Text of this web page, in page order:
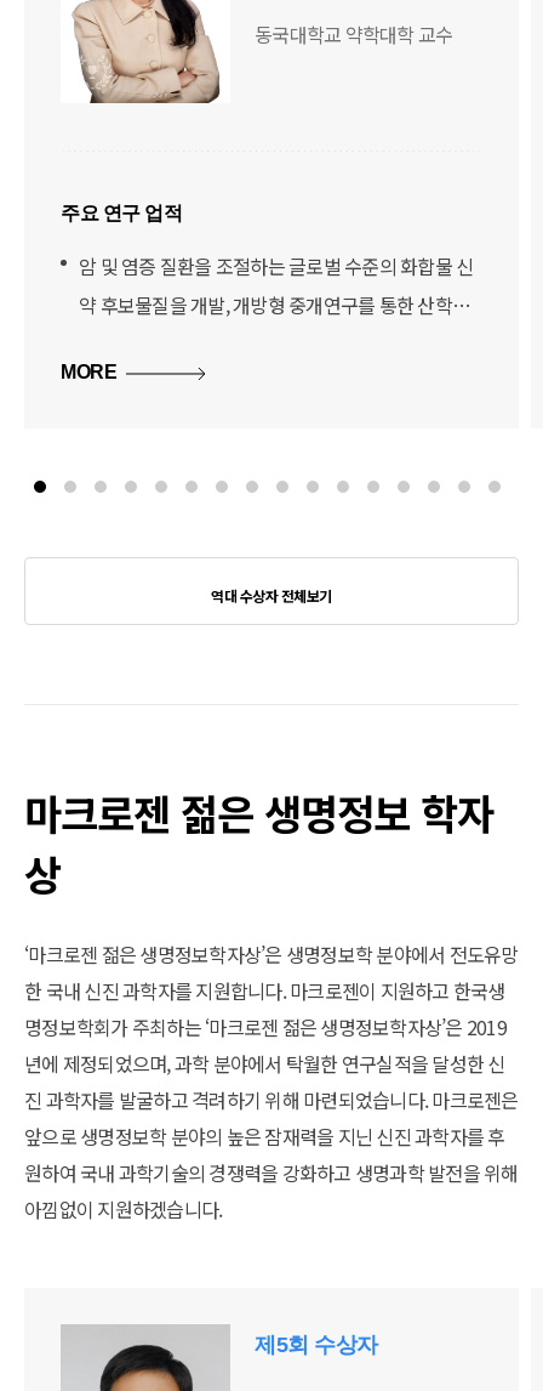
동국대학교 약학대학 교수
주요 연구 업적
암 및 염증 질환을 조절하는 글로벌 수준의 화합물 신
약 후보물질을 개발, 개방형 중개연구를 통한 산학연
MORE
역대 수상자 전체보기
마크로젠 젊은 생명정보 학자
상
‘마크로젠 젊은 생명정보학자상’은 생명정보학 분야에서 전도유망
한 국내 신진 과학자를 지원합니다. 마크로젠이 지원하고 한국생
명정보학회가 주최하는 ‘마크로젠 젊은 생명정보학자상’은 2019
년에 제정되었으며, 과학 분야에서 탁월한 연구실적을 달성한 신
진 과학자를 발굴하고 격려하기 위해 마련되었습니다. 마크로젠은
앞으로 생명정보학 분야의 높은 잠재력을 지닌 신진 과학자를 후
원하여 국내 과학기술의 경쟁력을 강화하고 생명과학 발전을 위해
아낌없이 지원하겠습니다.
제5회 수상자